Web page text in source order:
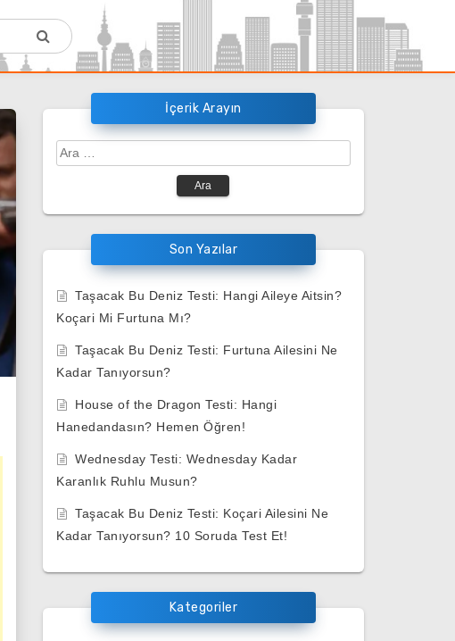
İçerik Arayın
Arama:
Son Yazılar
Taşacak Bu Deniz Testi: Hangi Aileye Aitsin?
Koçari Mi Furtuna Mı?
Taşacak Bu Deniz Testi: Furtuna Ailesini Ne
Kadar Tanıyorsun?
House of the Dragon Testi: Hangi
Hanedandasın? Hemen Öğren!
Wednesday Testi: Wednesday Kadar
Karanlık Ruhlu Musun?
Taşacak Bu Deniz Testi: Koçari Ailesini Ne
Kadar Tanıyorsun? 10 Soruda Test Et!
Kategoriler